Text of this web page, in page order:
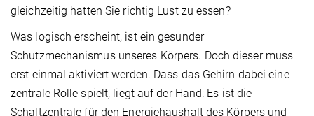
gleichzeitig hatten Sie richtig Lust zu essen?
Was logisch erscheint, ist ein gesunder
Schutzmechanismus unseres Körpers. Doch dieser muss
erst einmal aktiviert werden. Dass das Gehirn dabei eine
zentrale Rolle spielt, liegt auf der Hand: Es ist die
Schaltzentrale für den Energiehaushalt des Körpers und